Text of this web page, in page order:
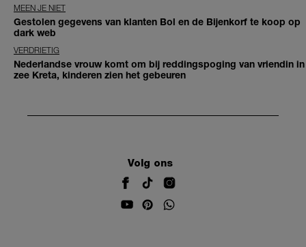
MEEN JE NIET
Gestolen gegevens van klanten Bol en de Bijenkorf te koop op
dark web
VERDRIETIG
Nederlandse vrouw komt om bij reddingspoging van vriendin in
zee Kreta, kinderen zien het gebeuren
Volg ons